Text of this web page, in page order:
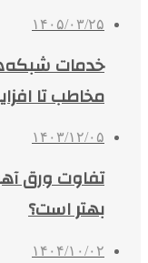
۱۴۰۵/۰۳/۲۵
مخاطب تا
۱۴۰۳/۱۲/۰۵
تفاوت ورق
بهتر است؟
۱۴۰۴/۱۰/۰۲